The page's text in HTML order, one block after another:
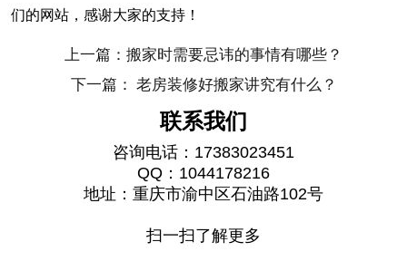
们的网站，感谢大家的支持！
上一篇：搬家时需要忌讳的事情有哪些？
下一篇： 老房装修好搬家讲究有什么？
联系我们
咨询电话：17383023451
QQ：1044178216
地址：重庆市渝中区石油路102号
扫一扫了解更多